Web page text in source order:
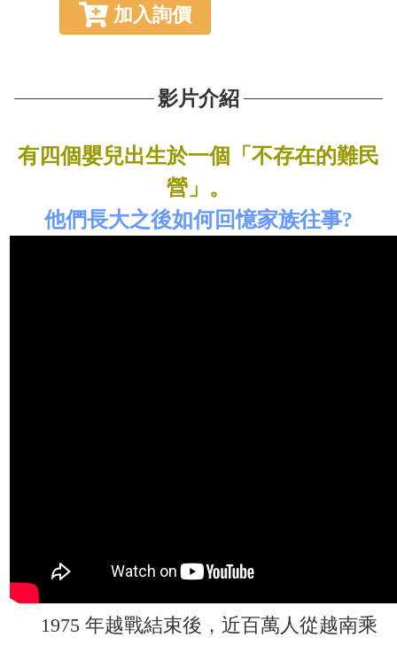
加入詢價
影片介紹
有四個嬰兒出生於一個「不存在的難民
營」。
他們長大之後如何回憶家族往事?
1975 年越戰結束後，近百萬人從越南乘